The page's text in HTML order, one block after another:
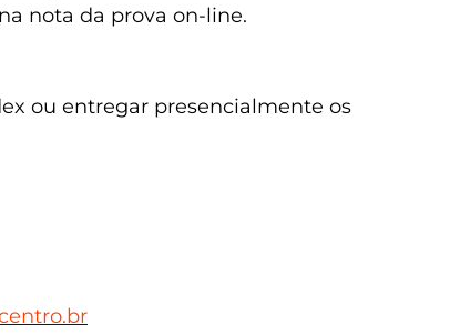
nota da prova on-line.
ou entregar presencialmente os